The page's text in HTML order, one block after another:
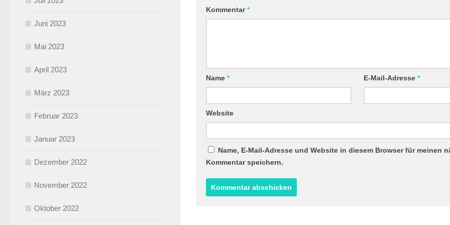
Kommentar*
Name * E-Mail-Adresse*
Website
Name, E-Mail-Adresse und Website in diesem Browser für meinen
Kommentar speichern.
Juni 2023
Mai 2023
April 2023
März 2023
Februar 2023
Januar 2023
Dezember 2022
November 2022
Oktober 2022